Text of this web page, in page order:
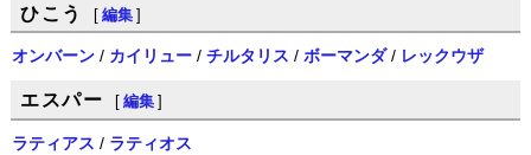
ひこう [ 編集 ]
オンバーン / カイリュー /チルタリス /ボーマンダ/ レックウザ
エスパー [ 編集 ]
ラティアス / ラティオス